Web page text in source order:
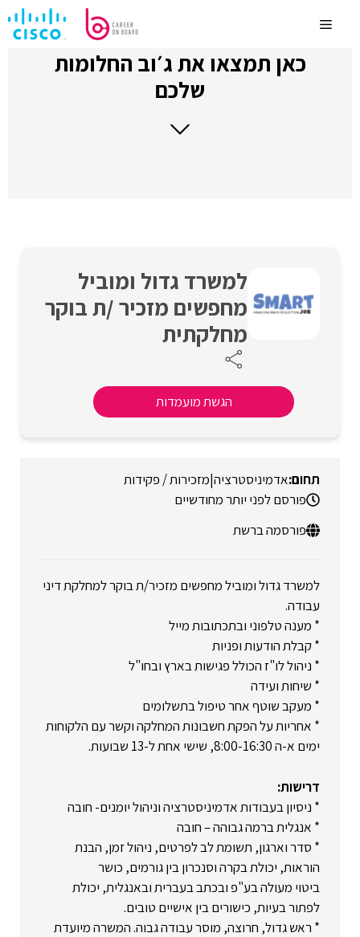
לתוכןMenu
כאן תמצאו את ג׳וב החלומות
שלכם
למשרד גדול ומוביל
מחפשים מזכיר /ת בוקר
מחלקתית
הגשת מועמדות
אדמיניסטרציה|מזכירות / פקידות
פורסם לפני יותר מחודשיים
פורסמה ברשת
למשרד גדול ומוביל מחפשים מזכיר/ת בוקר למחלקת דיני
עבודה.
* מענה טלפוני ובתכתובות מייל
* קבלת הודעות ופניות
* ניהול לו"ז הכולל פגישות בארץ ובחו"ל
* שיחות ועידה
* מעקב שוטף אחר טיפול בתשלומים
* אחריות על הפקת חשבונות המחלקה וקשר עם הלקוחות
ימים א-ה 8:00-16:30, שישי אחת ל-13 שבועות.
דרישות:
* ניסיון בעבודות אדמיניסטרציה וניהול יומנים- חובה
* אנגלית ברמה גבוהה – חובה
* סדר וארגון, תשומת לב לפרטים, ניהול זמן, הבנת
הוראות, יכולת בקרה וסנכרון בין גורמים, כושר
ביטוי מעולה בע"פ ובכתב בעברית ובאנגלית, יכולת
לפתור בעיות, כישורים בין אישיים טובים.
* ראש גדול, חרוצה, מוסר עבודה גבוה. המשרה מיועדת